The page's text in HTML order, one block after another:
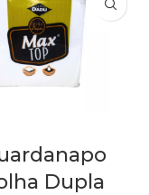
Dupla